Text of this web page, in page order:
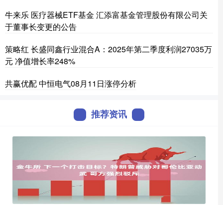
牛来乐 医疗器械ETF基金 汇添富基金管理股份有限公司关
于董事长变更的公告
策略红 长盛同鑫行业混合A：2025年第二季度利润27035万
元 净值增长率248%
共赢优配 中恒电气08月11日涨停分析
推荐资讯